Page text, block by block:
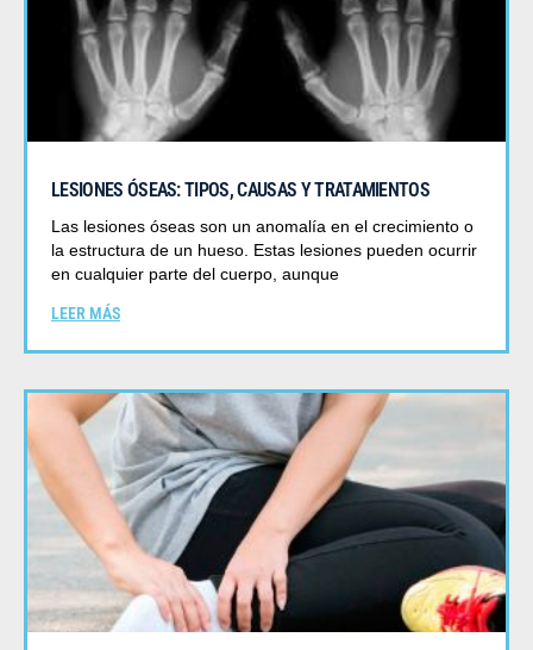
LESIONES ÓSEAS: TIPOS, CAUSAS Y TRATAMIENTOS
Las lesiones óseas son un anomalía en el crecimiento o
la estructura de un hueso. Estas lesiones pueden ocurrir
en cualquier parte del cuerpo, aunque
LEER MÁS